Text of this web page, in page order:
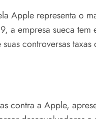
Apple representa o
a empresa sueca
controversas
contra a Apple,